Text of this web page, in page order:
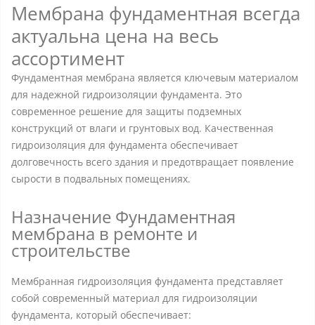
Мембрана фундаментная всегда
актуальна цена на весь
ассортимент
Фундаментная мембрана является ключевым материалом
для надежной гидроизоляции фундамента. Это
современное решение для защиты подземных
конструкций от влаги и грунтовых вод. Качественная
гидроизоляция для фундамента обеспечивает
долговечность всего здания и предотвращает появление
сырости в подвальных помещениях.
Назначение Фундаментная
мембрана в ремонте и
строительстве
Мембранная гидроизоляция фундамента представляет
собой современный материал для гидроизоляции
фундамента, который обеспечивает: